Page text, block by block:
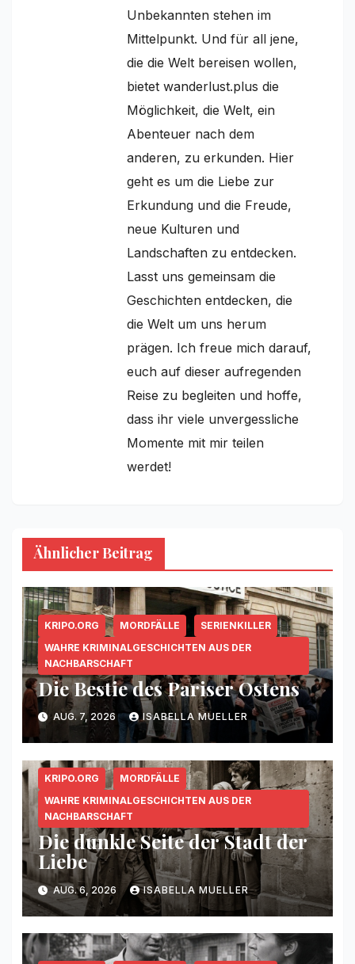
Unbekannten stehen im
Mittelpunkt. Und für all jene,
die die Welt bereisen wollen,
bietet wanderlust.plus die
Möglichkeit, die Welt, ein
Abenteuer nach dem
anderen, zu erkunden. Hier
geht es um die Liebe zur
Erkundung und die Freude,
neue Kulturen und
Landschaften zu entdecken.
Lasst uns gemeinsam die
Geschichten entdecken, die
die Welt um uns herum
prägen. Ich freue mich darauf,
euch auf dieser aufregenden
Reise zu begleiten und hoffe,
dass ihr viele unvergessliche
Momente mit mir teilen
werdet!
Ähnlicher Beitrag
KRIPO.ORG MORDFÄLLE
SERIENKILLER
WAHRE KRIMINALGESCHICHTEN AUS DER
NACHBARSCHAFT
Die Bestie des Pariser Ostens
AUG. 7, 2026 ISABELLA MUELLER
KRIPO.ORG
MORDFÄLLE
WAHRE KRIMINALGESCHICHTEN AUS DER
NACHBARSCHAFT
Die dunkle Seite der Stadt der
Liebe
AUG. 6, 2026 ISABELLA MUELLER